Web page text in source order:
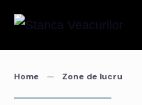
Home Zone de lucru